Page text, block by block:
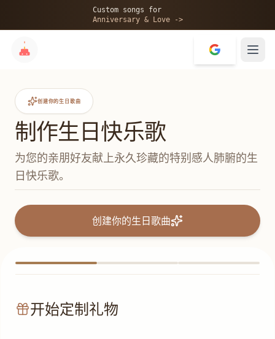
Custom songs for
Anniversary & Love ->
创建你的生日歌曲
制作生日快乐歌
为您的亲朋好友献上永久珍藏的特别感人肺腑的生
日快乐歌。
创建你的生日歌曲
开始定制礼物